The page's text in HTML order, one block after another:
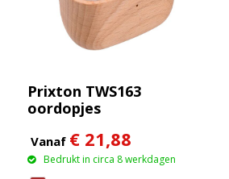
Prixton TWS163
oordopjes
Vanaf € 21,88
Bedrukt in circa 8 werkdagen